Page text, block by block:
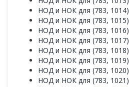
НОД и НОК для (783, 1014)
НОД и НОК для (783, 1015)
НОД и НОК для (783, 1016)
НОД и НОК для (783, 1017)
НОД и НОК для (783, 1018)
НОД и НОК для (783, 1019)
НОД и НОК для (783, 1020)
НОД и НОК для (783, 1021)